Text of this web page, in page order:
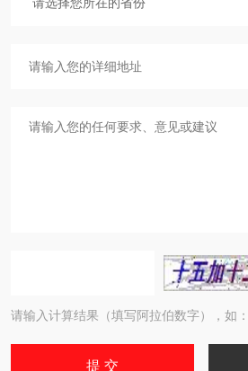
请输入计算结果（填写阿拉伯数字），如